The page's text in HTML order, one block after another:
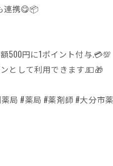
連携😋📦
500円に1ポイント付与.💳💯
として利用できます.💵🎁
局 #薬局 #薬剤師 #大分市